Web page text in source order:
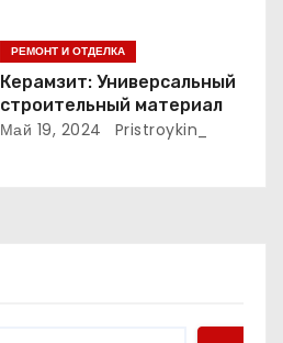
РЕМОНТ И ОТДЕЛКА
Керамзит: Универсальный
строительный материал
Май 19, 2024 Pristroykin_